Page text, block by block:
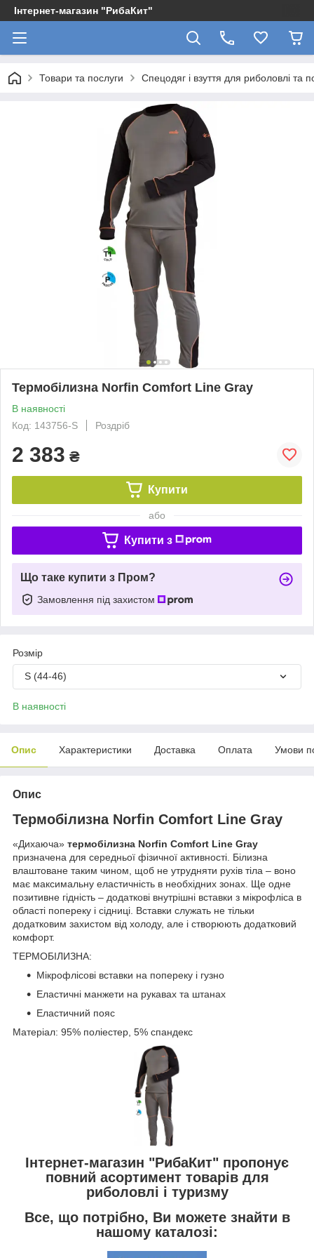
Інтернет-магазин "РибаКит"
Товари та послуги Спецодяг і взуття для риболовлі та
Термобілизна Norfin Comfort Line Gray
В наявності
Код: 143756-S
Роздріб
2 383 ₴
Купити
або
Купити з
Що таке купити з Пром?
Замовлення під захистом
Розмір
S (44-46)
В наявності
Опис Характеристики Доставка Оплата Умови
Опис
Термобілизна Norfin Comfort Line Gray
«Дихаюча» термобілизна Norfin Comfort Line Gray
призначена для середньої фізичної активності. Білизна
влаштоване таким чином, щоб не утрудняти рухів тіла – воно
має максимальну еластичність в необхідних зонах. Ще одне
позитивне гідність – додаткові внутрішні вставки з мікрофліса в
області попереку і сідниці. Вставки служать не тільки
додатковим захистом від холоду, але і створюють додатковий
комфорт.
ТЕРМОБІЛИЗНА:
Мікрофлісові вставки на попереку і гузно
Еластичні манжети на рукавах та штанах
Еластичний пояс
Матеріал: 95% поліестер, 5% спандекс
Інтернет-магазин "РибаКит" пропонує
повний асортимент товарів для
риболовлі і туризму
Все, що потрібно, Ви можете знайти в
нашому каталозі: